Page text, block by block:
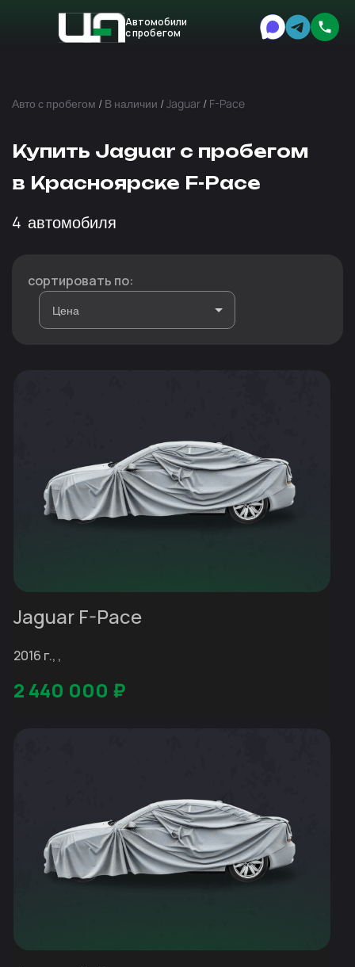
Автомобили
с пробегом
Авто с пробегом / В наличии /Jaguar / F-Pace
Купить Jaguar с пробегом
в Красноярске F-Pace
4 автомобиля
сортировать по:
Jaguar F-Pace
2016 г., ,
2 440 000 ₽